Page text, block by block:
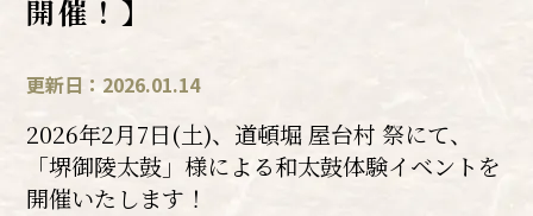
開催！】
更新日：2026.01.14
2026年2月7日(土)、道頓堀 屋台村 祭にて、
「堺御陵太鼓」様による和太鼓体験イベントを
開催いたします！